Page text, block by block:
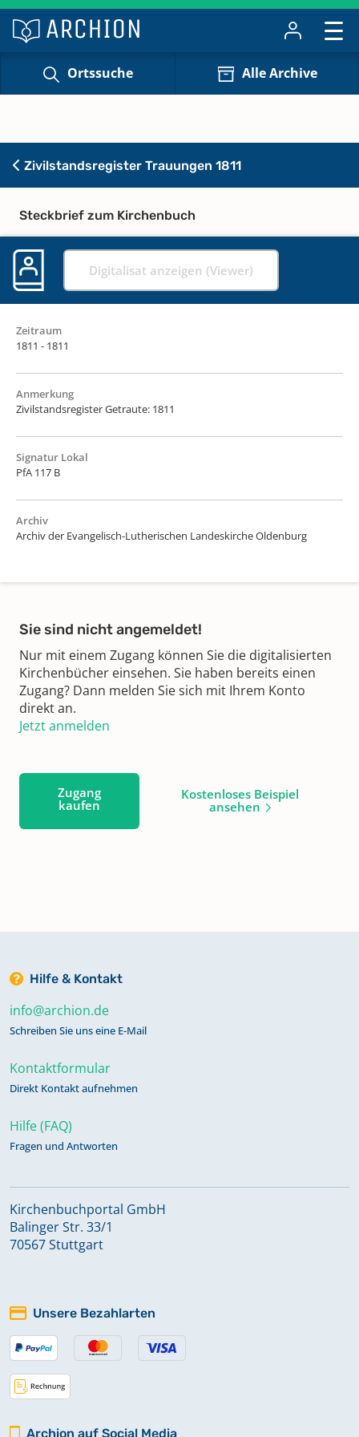
Ortssuche Alle Archive
Zivilstandsregister Trauungen 1811
Steckbrief zum Kirchenbuch
Digitalisat anzeigen (Viewer)
Zeitraum
1811 - 1811
Anmerkung
Zivilstandsregister Getraute: 1811
Signatur Lokal
PfA 117 B
Archiv
Archiv der Evangelisch-Lutherischen Landeskirche Oldenburg
Sie sind nicht angemeldet!
Nur mit einem Zugang können Sie die digitalisierten
Kirchenbücher einsehen. Sie haben bereits einen
Zugang? Dann melden Sie sich mit Ihrem Konto
direkt an.
Jetzt anmelden
Zugang
kaufen
Kostenloses Beispiel
ansehen
Hilfe & Kontakt
info@archion.de
Schreiben Sie uns eine E-Mail
Kontaktformular
Direkt Kontakt aufnehmen
Hilfe (FAQ)
Fragen und Antworten
Kirchenbuchportal GmbH
Balinger Str. 33/1
70567 Stuttgart
Unsere Bezahlarten
Archion auf Social Media